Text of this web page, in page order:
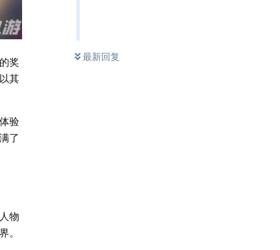
最新回复
奖
其
验
了
物
。